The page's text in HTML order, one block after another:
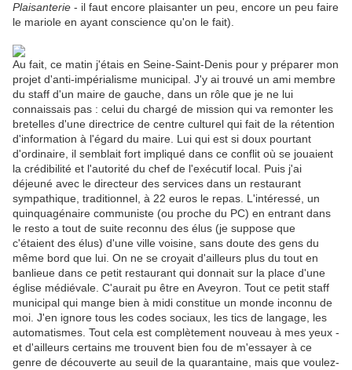
Plaisanterie - il faut encore plaisanter un peu, encore un peu faire
le mariole en ayant conscience qu'on le fait).
Au fait, ce matin j'étais en Seine-Saint-Denis pour y préparer mon
projet d'anti-impérialisme municipal. J'y ai trouvé un ami membre
du staff d'un maire de gauche, dans un rôle que je ne lui
connaissais pas : celui du chargé de mission qui va remonter les
bretelles d'une directrice de centre culturel qui fait de la rétention
d'information à l'égard du maire. Lui qui est si doux pourtant
d'ordinaire, il semblait fort impliqué dans ce conflit où se jouaient
la crédibilité et l'autorité du chef de l'exécutif local. Puis j'ai
déjeuné avec le directeur des services dans un restaurant
sympathique, traditionnel, à 22 euros le repas. L'intéressé, un
quinquagénaire communiste (ou proche du PC) en entrant dans
le resto a tout de suite reconnu des élus (je suppose que
c'étaient des élus) d'une ville voisine, sans doute des gens du
même bord que lui. On ne se croyait d'ailleurs plus du tout en
banlieue dans ce petit restaurant qui donnait sur la place d'une
église médiévale. C'aurait pu être en Aveyron. Tout ce petit staff
municipal qui mange bien à midi constitue un monde inconnu de
moi. J'en ignore tous les codes sociaux, les tics de langage, les
automatismes. Tout cela est complètement nouveau à mes yeux -
et d'ailleurs certains me trouvent bien fou de m'essayer à ce
genre de découverte au seuil de la quarantaine, mais que voulez-